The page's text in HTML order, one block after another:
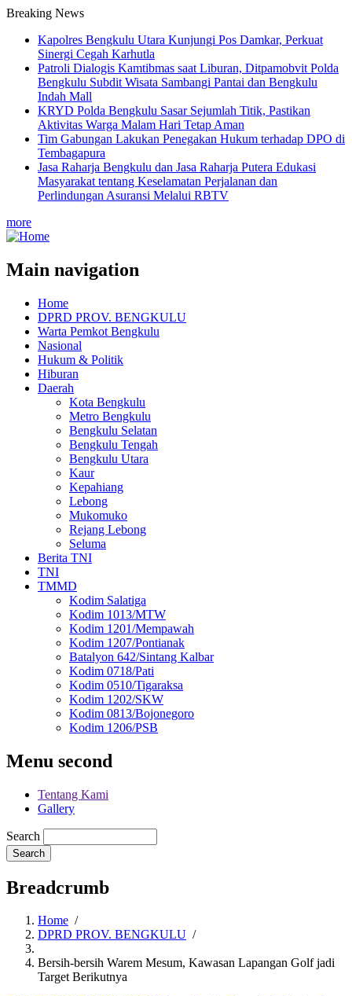
Breaking News
Kapolres Bengkulu Utara Kunjungi Pos Damkar, Perkuat
Sinergi Cegah Karhutla
Patroli Dialogis Kamtibmas saat Liburan, Ditpamobvit Polda
Bengkulu Subdit Wisata Sambangi Pantai dan Bengkulu
Indah Mall
KRYD Polda Bengkulu Sasar Sejumlah Titik, Pastikan
Aktivitas Warga Malam Hari Tetap Aman
Tim Gabungan Lakukan Penegakan Hukum terhadap DPO di
Tembagapura
Jasa Raharja Bengkulu dan Jasa Raharja Putera Edukasi
Masyarakat tentang Keselamatan Perjalanan dan
Perlindungan Asuransi Melalui RBTV
more
Main navigation
Home
DPRD PROV. BENGKULU
Warta Pemkot Bengkulu
Nasional
Hukum & Politik
Hiburan
Daerah
Kota Bengkulu
Metro Bengkulu
Bengkulu Selatan
Bengkulu Tengah
Bengkulu Utara
Kaur
Kepahiang
Lebong
Mukomuko
Rejang Lebong
Seluma
Berita TNI
TNI
TMMD
Kodim Salatiga
Kodim 1013/MTW
Kodim 1201/Mempawah
Kodim 1207/Pontianak
Batalyon 642/Sintang Kalbar
Kodim 0718/Pati
Kodim 0510/Tigaraksa
Kodim 1202/SKW
Kodim 0813/Bojonegoro
Kodim 1206/PSB
Menu second
Tentang Kami
Gallery
Search
Breadcrumb
Home /
DPRD PROV. BENGKULU /
Bersih-bersih Warem Mesum, Kawasan Lapangan Golf jadi
Target Berikutnya